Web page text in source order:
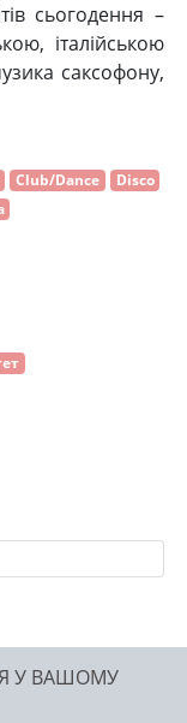
сьогодення –
італійською
саксофону,
Club/Dance
Disco
У ВАШОМУ